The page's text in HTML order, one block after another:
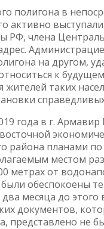
полигона в
активно
РФ, члена
на другом,
к
таких
года в г.
района планами
местом
метрах от
обеспокоены
месяца до
документов,
представлено не